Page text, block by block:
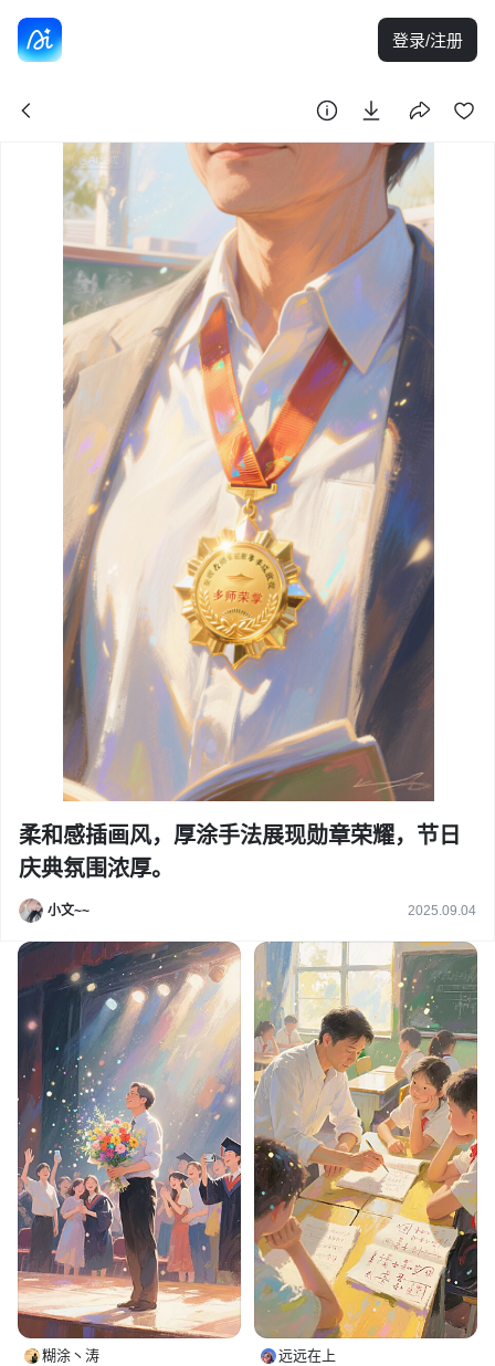
登录/注册
柔和感插画风，厚涂手法展现勋章荣耀，节日
庆典氛围浓厚。
小文~~ 2025.09.04
糊涂丶涛 远远在上